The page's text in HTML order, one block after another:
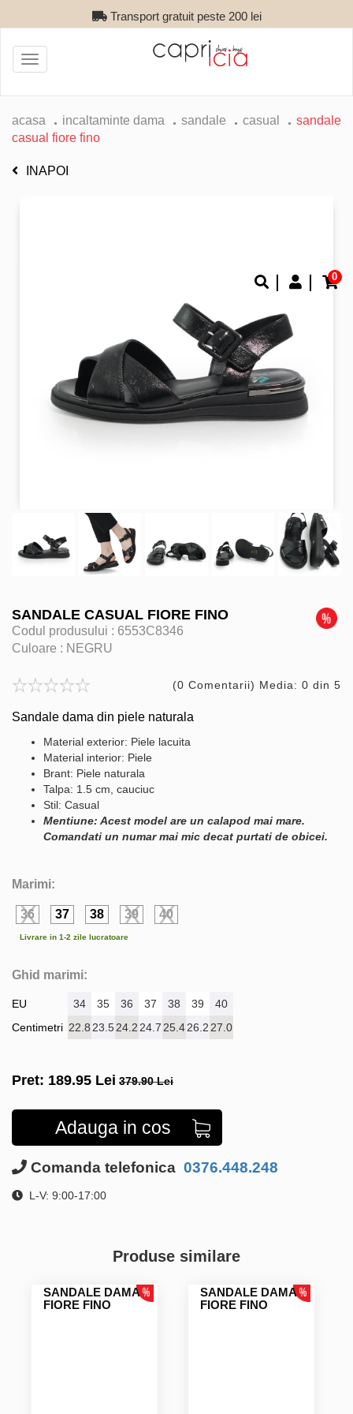
Transport gratuit peste 200 lei
0
Toggle
navigation
acasa incaltaminte dama sandale casual
sandale
casual fiore fino
INAPOI
SANDALE CASUAL FIORE FINO
Codul produsului : 6553C8346
Culoare : NEGRU
(0 Comentarii) Media: 0 din 5
Sandale dama din piele naturala
Material exterior: Piele lacuita
Material interior: Piele
Brant: Piele naturala
Talpa: 1.5 cm, cauciuc
Stil: Casual
Mentiune: Acest model are un calapod mai mare.
Comandati un numar mai mic decat purtati de obicei.
Marimi:
36 37 38 39 40
Livrare in 1-2 zile lucratoare
Ghid marimi:
EU
Centimetri
34 35 36 37 38 39
40
22.8 23.524.2 24.7 25.426.2 27.0
Pret: 189.95 Lei 379.90 Lei
Adauga in cos
Comanda telefonica 0376.448.248
L-V: 9:00-17:00
Produse similare
SANDALE DAMA
FIORE FINO
SANDALE DAMA
FIORE FINO